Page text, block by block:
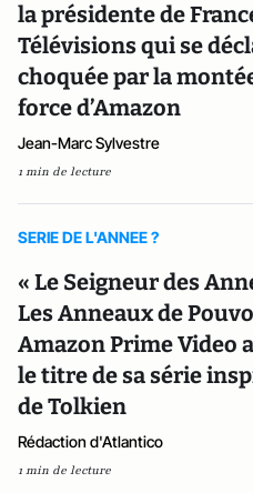
la présidente de
Télévisions qui se
choquée par la
force d’Amazon
Jean-Marc Sylvestre
1 min de lecture
SERIE DE L'ANNEE ?
« Le Seigneur des
Les Anneaux de
Amazon Prime Video
le titre de sa série
de Tolkien
Rédaction d'Atlantico
1 min de lecture